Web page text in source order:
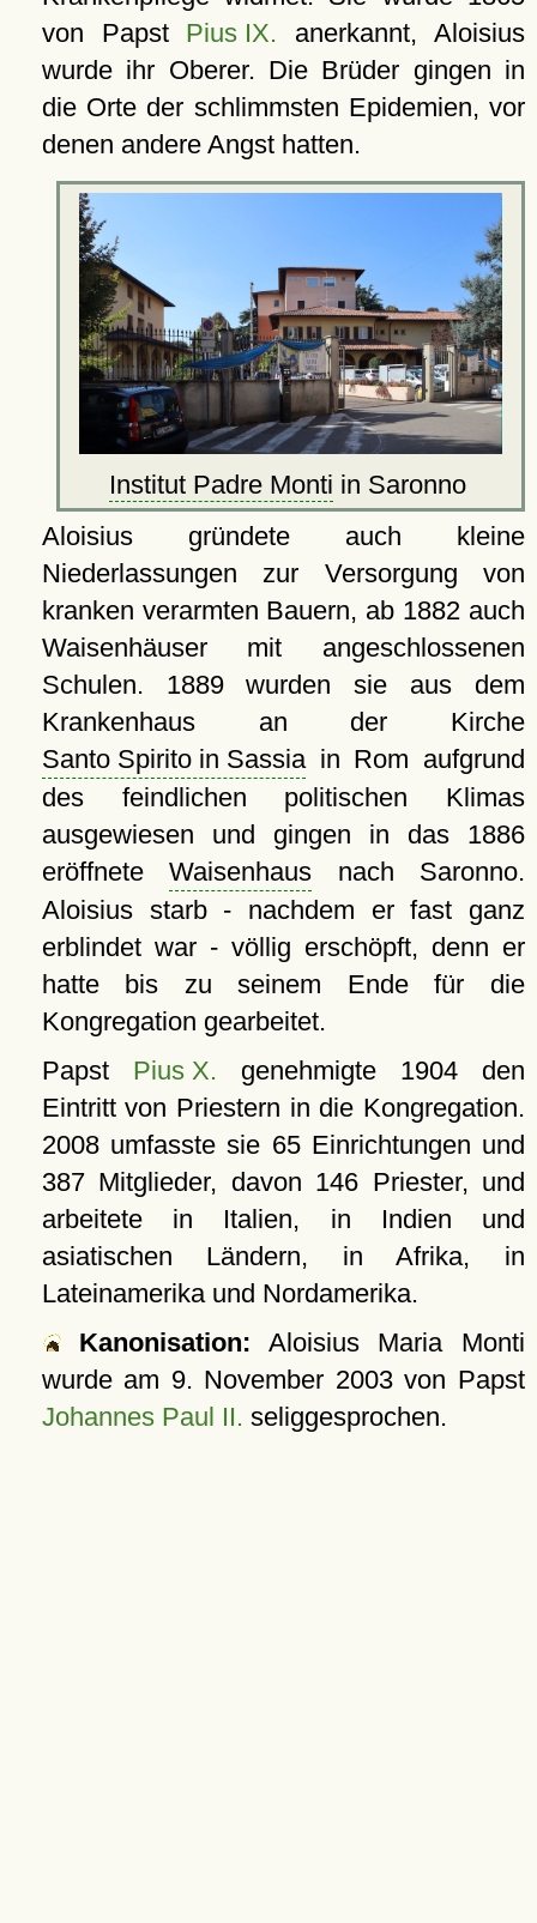
von Papst Pius IX. anerkannt, Aloisius
wurde ihr Oberer. Die Brüder gingen in
die Orte der schlimmsten Epidemien, vor
denen andere Angst hatten.
Institut Padre Monti in Saronno
Aloisius gründete auch kleine
Niederlassungen zur Versorgung von
kranken verarmten Bauern, ab 1882 auch
Waisenhäuser mit angeschlossenen
Schulen. 1889 wurden sie aus dem
Krankenhaus an der Kirche
Santo Spirito in Sassiain Rom aufgrund
des feindlichen politischen Klimas
ausgewiesen und gingen in das 1886
eröffneteWaisenhaus nach Saronno.
Aloisius starb - nachdem er fast ganz
erblindet war - völlig erschöpft, denn er
hatte bis zu seinem Ende für die
Kongregation gearbeitet.
Papst Pius X. genehmigte 1904 den
Eintritt von Priestern in die Kongregation.
2008 umfasste sie 65 Einrichtungen und
387 Mitglieder, davon 146 Priester, und
arbeitete in Italien, in Indien und
asiatischen Ländern, in Afrika, in
Lateinamerika und Nordamerika.
Kanonisation: Aloisius Maria Monti
wurde am 9. November 2003von Papst
Johannes Paul II. seliggesprochen.